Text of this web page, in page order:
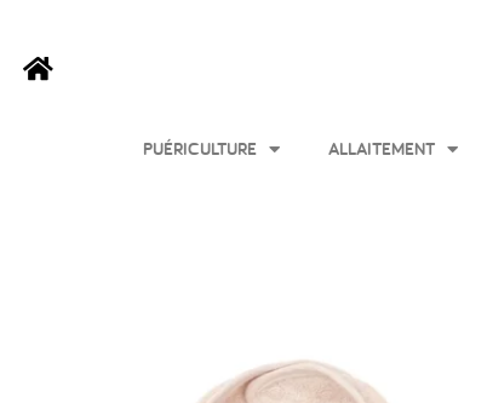
PUÉRICULTURE ALLAITEMENT